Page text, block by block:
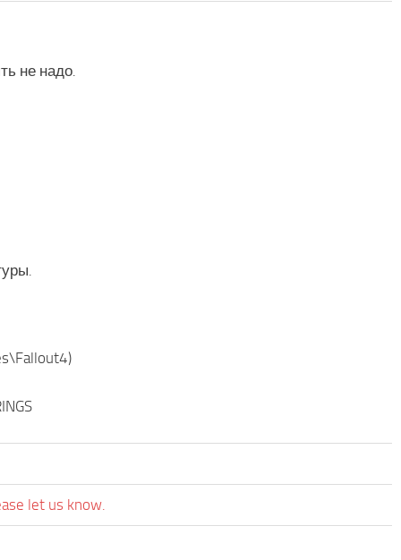
не надо.
let us know.